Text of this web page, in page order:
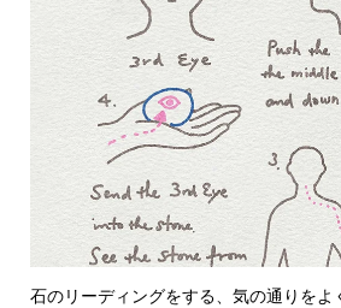
石のリーディングをする、気の通りをよ